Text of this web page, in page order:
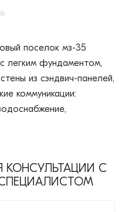
поселок мз-35
легким фундаментом,
из сэндвич-панелей,
коммуникации:
КОНСУЛЬТАЦИИ С